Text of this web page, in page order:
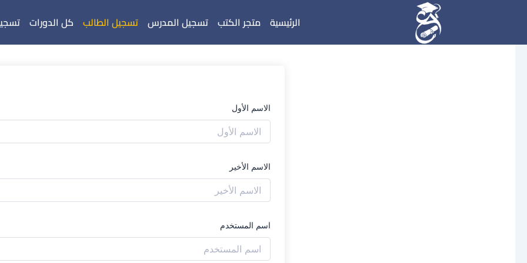
الرئيسية متجر الكتب تسجيل المدرس تسجيل الطالب كل الدورات
الاسم الأول
الاسم الأخير
اسم المستخدم